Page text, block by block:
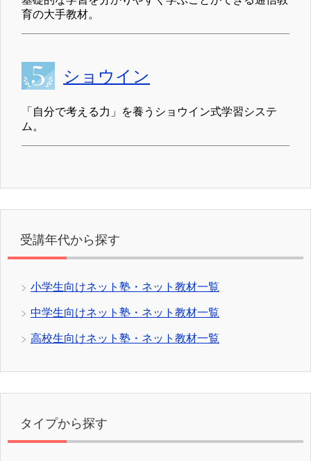
育の大手教材。
ショウイン
「自分で考える力」を養うショウイン式学習システ
ム。
受講年代から探す
小学生向けネット塾・ネット教材一覧
中学生向けネット塾・ネット教材一覧
高校生向けネット塾・ネット教材一覧
タイプから探す